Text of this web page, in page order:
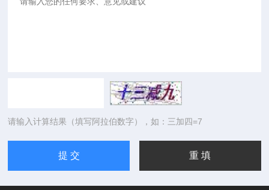
请输入计算结果（填写阿拉伯数字），如：三加四=7